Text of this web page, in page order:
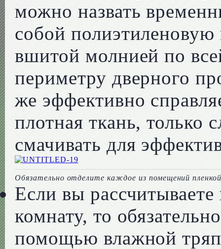
можно назвать
собой
вшитой молнией по
периметру дверного
же эффективно
плотная ткань, только
смачивать для
Обязательно отделите каждое из помещений
Если вы
комнату, то
помощью влажной